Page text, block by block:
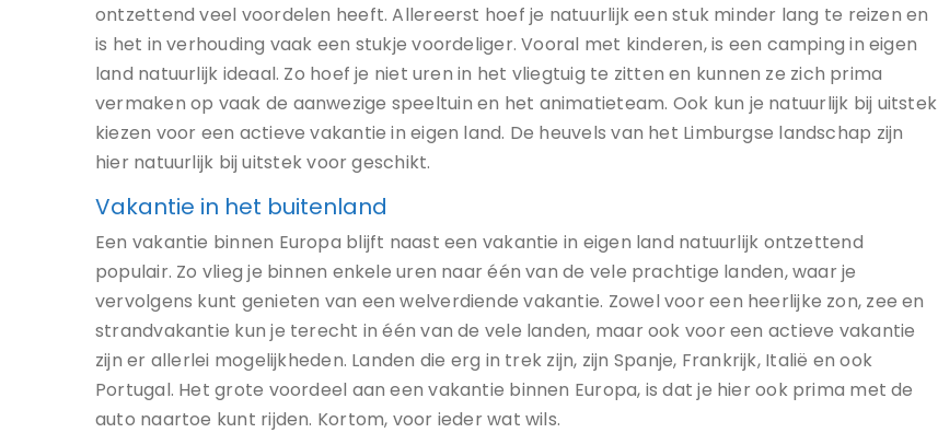
ontzettend veel voordelen heeft. Allereerst hoef je natuurlijk een stuk minder lang te reizen en
is het in verhouding vaak een stukje voordeliger. Vooral met kinderen, is een camping in eigen
land natuurlijk ideaal. Zo hoef je niet uren in het vliegtuig te zitten en kunnen ze zich prima
vermaken op vaak de aanwezige speeltuin en het animatieteam. Ook kun je natuurlijk bij uitstek
kiezen voor een actieve vakantie in eigen land. De heuvels van het Limburgse landschap zijn
hier natuurlijk bij uitstek voor geschikt.
Vakantie in het buitenland
Een vakantie binnen Europa blijft naast een vakantie in eigen land natuurlijk ontzettend
populair. Zo vlieg je binnen enkele uren naar één van de vele prachtige landen, waar je
vervolgens kunt genieten van een welverdiende vakantie. Zowel voor een heerlijke zon, zee en
strandvakantie kun je terecht in één van de vele landen, maar ook voor een actieve vakantie
zijn er allerlei mogelijkheden. Landen die erg in trek zijn, zijn Spanje, Frankrijk, Italië en ook
Portugal. Het grote voordeel aan een vakantie binnen Europa, is dat je hier ook prima met de
auto naartoe kunt rijden. Kortom, voor ieder wat wils.